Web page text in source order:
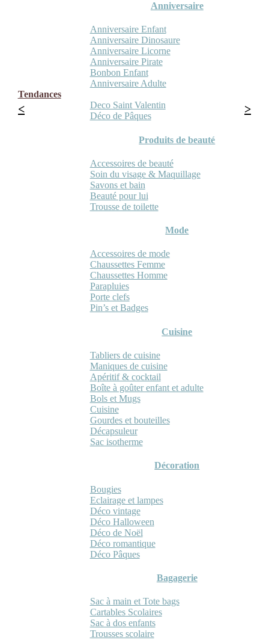
Anniversaire
Anniversaire Enfant
Anniversaire Dinosaure
Anniversaire Licorne
Anniversaire Pirate
Bonbon Enfant
Anniversaire Adulte
Tendances
Deco Saint Valentin
Déco de Pâques
Produits de beauté
Accessoires de beauté
Soin du visage & Maquillage
Savons et bain
Beauté pour lui
Trousse de toilette
Mode
Accessoires de mode
Chaussettes Femme
Chaussettes Homme
Parapluies
Porte clefs
Pin’s et Badges
Cuisine
Tabliers de cuisine
Maniques de cuisine
Apéritif & cocktail
Boîte à goûter enfant et adulte
Bols et Mugs
Cuisine
Gourdes et bouteilles
Décapsuleur
Sac isotherme
Décoration
Bougies
Eclairage et lampes
Déco vintage
Déco Halloween
Déco de Noël
Déco romantique
Déco Pâques
Bagagerie
Sac à main et Tote bags
Cartables Scolaires
Sac à dos enfants
Trousses scolaire